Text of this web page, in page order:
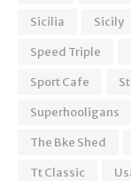
Sicilia
Sicily
Speed Triple
Sport Cafe
Superhooligans
The Bke Shed
Tt Classic